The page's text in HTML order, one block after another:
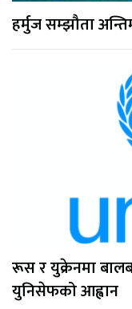
हर्मुज सम्झौता
रूस र युक्रेनमा
युनिसेफको आह्वान